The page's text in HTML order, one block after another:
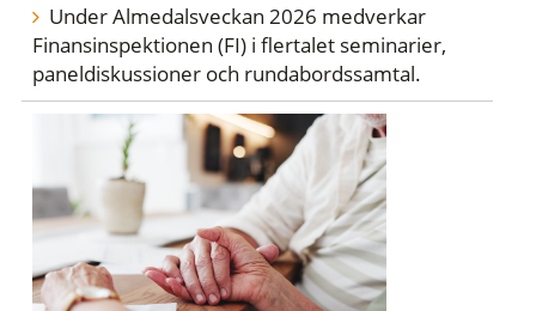
Under Almedalsveckan 2026 medverkar
Finansinspektionen (FI) i flertalet seminarier,
paneldiskussioner och rundabordssamtal.